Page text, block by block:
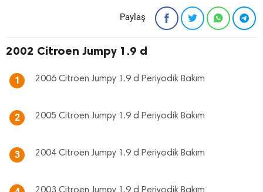
Paylaş
2002 Citroen Jumpy 1.9 d
1 2006 Citroen Jumpy 1.9 d Periyodik Bakım
2 2005 Citroen Jumpy 1.9 d Periyodik Bakım
3 2004 Citroen Jumpy 1.9 d Periyodik Bakım